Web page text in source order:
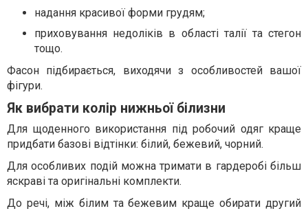
надання красивої форми грудям;
приховування недоліків в області талії та стегон
тощо.
Фасон підбирається, виходячи з особливостей вашої
фігури.
Як вибрати колір нижньої білизни
Для щоденного використання під робочий одяг краще
придбати базові відтінки: білий, бежевий, чорний.
Для особливих подій можна тримати в гардеробі більш
яскраві та оригінальні комплекти.
До речі, між білим та бежевим краще обирати другий